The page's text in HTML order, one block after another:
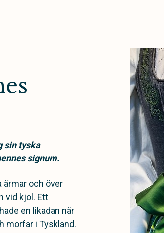
sin tyska
signum.
ärmar och över
vid kjol. Ett
en likadan när
morfar i Tyskland.